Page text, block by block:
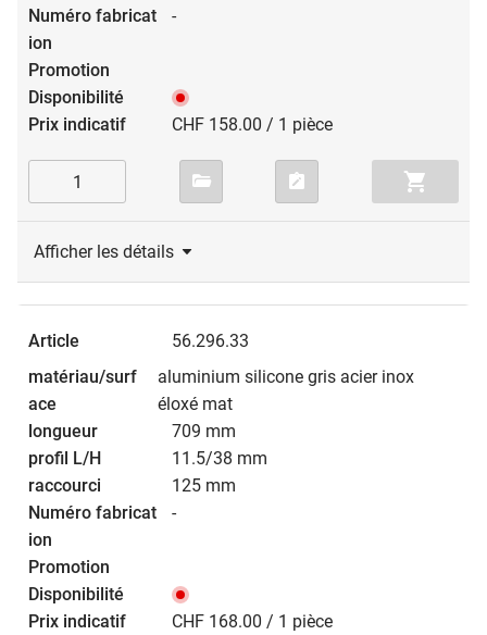
-
CHF 158.00 / 1 pièce
Afficher les détails
56.296.33
aluminium silicone gris acier inox
éloxé mat
709 mm
11.5/38 mm
125 mm
-
CHF 168.00 / 1 pièce